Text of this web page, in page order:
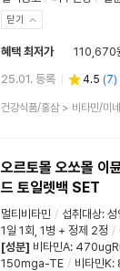
닫기
혜택 최저가
110,670
25.01. 등록
4.5 (7)
상
건강식품/홍삼> 비타민/미
오르토몰 오쏘몰 이
드 토일렛백 SET
멀티비타민 / 섭취대상: 성
1일 1회, 1병 + 정제 2정 /
[성분] 비타민A:
150mga-TE / 비타민K: